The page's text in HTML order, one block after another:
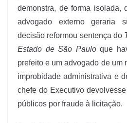
demonstra, de forma isolada,
advogado externo geraria
decisão reformou sentença do
Estado de São Pauloque
prefeito e um advogado de um
improbidade administrativa e
chefe do Executivo
públicos por fraude à licitação.